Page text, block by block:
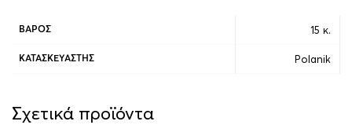
ΒΆΡΟΣ 15 κ.
ΚΑΤΑΣΚΕΥΑΣΤΉΣ Polanik
Σχετικά προϊόντα